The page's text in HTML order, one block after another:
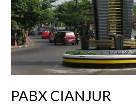
PABX CIANJUR